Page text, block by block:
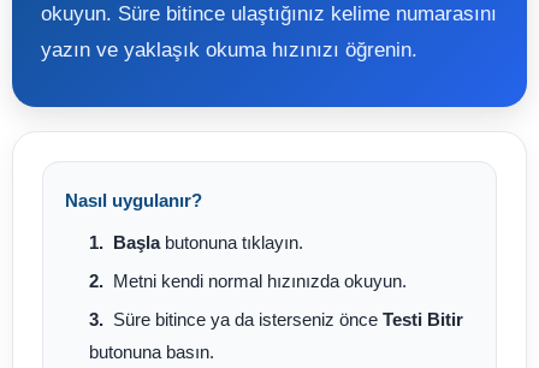
okuyun. Süre bitince ulaştığınız kelime numarasını
yazın ve yaklaşık okuma hızınızı öğrenin.
Nasıl uygulanır?
Başlabutonuna tıklayın.
Metni kendi normal hızınızda okuyun.
Süre bitince ya da isterseniz önce Testi Bitir
butonuna basın.